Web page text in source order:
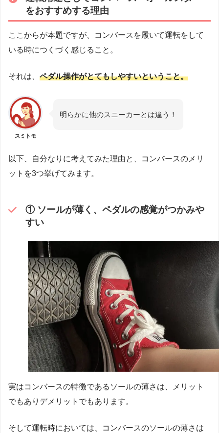
をおすすめする理由
ここからが本題ですが、コンバースを履いて運転をして
いる時につくづく感じること。
それは、 ペダル操作がとてもしやすいということ。
スミトモ
明らかに他のスニーカーとは違う！
以下、自分なりに考えてみた理由と、コンバースのメリ
ットを3つ挙げてみます。
① ソールが薄く、ペダルの感覚がつかみや
すい
実はコンバースの特徴であるソールの薄さは、メリット
でもありデメリットでもあります。
そして運転時においては、コンバースのソールの薄さは